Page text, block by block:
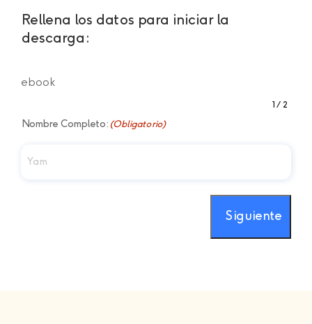
Rellena los datos para iniciar la
descarga:
ebook
1 de 2
Nombre Completo: (Obligatorio)
Siguiente